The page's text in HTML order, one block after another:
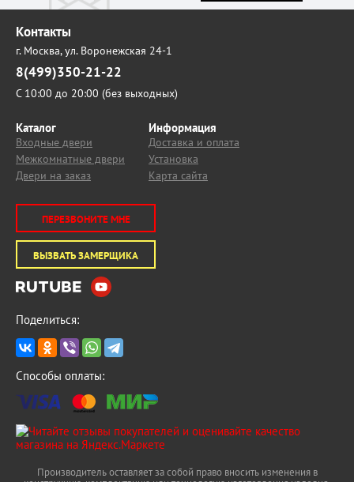
Контакты
г. Москва,ул. Воронежская 24-1
8(499)350-21-22
С 10:00 до 20:00 (без выходных)
Каталог
Входные двери
Межкомнатные двери
Двери на заказ
Информация
Доставка и оплата
Установка
Карта сайта
ПЕРЕЗВОНИТЕ МНЕ
ВЫЗВАТЬ ЗАМЕРЩИКА
Поделиться:
Способы оплаты:
Производитель оставляет за собой право вносить изменения в